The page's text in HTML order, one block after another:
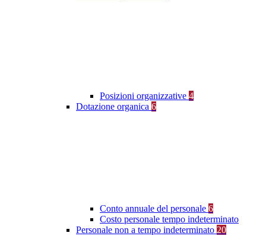
Posizioni organizzative 4
Dotazione organica 6
Conto annuale del personale 6
Costo personale tempo indeterminato
Personale non a tempo indeterminato 20